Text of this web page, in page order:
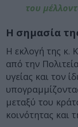
του
Η σημασία
Η εκλογή της κ.
από την
υγείας και τον
μεταξύ του
κοινότητας και